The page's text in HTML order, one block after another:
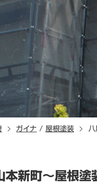
ガイナ / 屋根塗装 八
新町～屋根塗